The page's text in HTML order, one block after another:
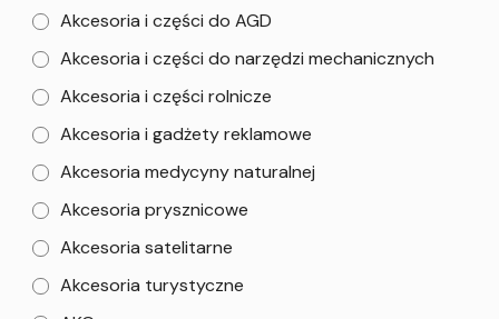
Akcesoria i części do AGD
Akcesoria i części do narzędzi mechanicznych
Akcesoria i części rolnicze
Akcesoria i gadżety reklamowe
Akcesoria medycyny naturalnej
Akcesoria prysznicowe
Akcesoria satelitarne
Akcesoria turystyczne